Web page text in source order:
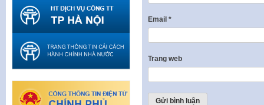
Email *
Trang web